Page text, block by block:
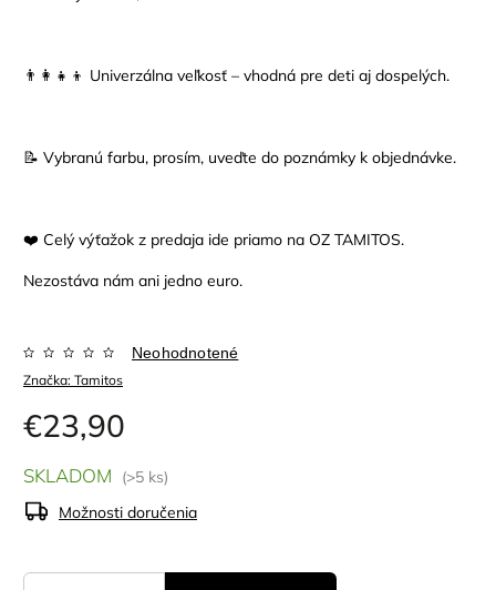
👨‍👩‍👧‍👦 Univerzálna veľkosť – vhodná pre deti aj dospelých.
📝 Vybranú farbu, prosím, uveďte do poznámky k objednávke.
❤️ Celý výťažok z predaja ide priamo na OZ TAMITOS.
Nezostáva nám ani jedno euro.
Značka: Tamitos
Neohodnotené
€23,90
SKLADOM
(>5 ks)
Možnosti doručenia